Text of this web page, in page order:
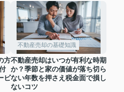
方
ビ
不動産売却の基礎知識
不動産売却はいつが有利な時期
か？季節と家の価値が落ち切ら
ない年数を押さえ税金面で損し
ないコツ